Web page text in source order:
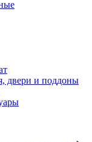
двери и поддоны